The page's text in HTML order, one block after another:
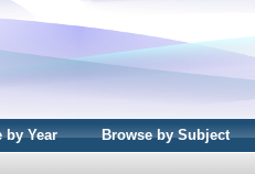
by Year Browse by Subject